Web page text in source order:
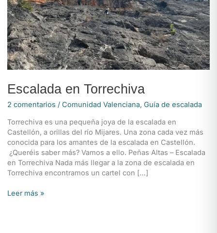
Escalada en Torrechiva
2 comentarios / Comunidad Valenciana, Guía de escalada
Torrechiva es una pequeña joya de la escalada en
Castellón, a orillas del río Mijares. Una zona cada vez más
conocida para los amantes de la escalada en Castellón.
¿Queréis saber más? Vamos a ello. Peñas Altas – Escalada
en Torrechiva Nada más llegar a la zona de escalada en
Torrechiva encontramos un cartel con […]
Escalada
Leer más »